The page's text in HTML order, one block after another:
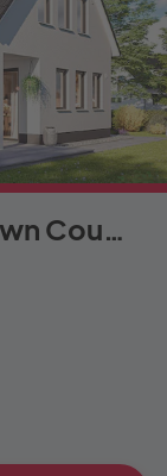
Vertriebsteam Town Country Haus Nord West